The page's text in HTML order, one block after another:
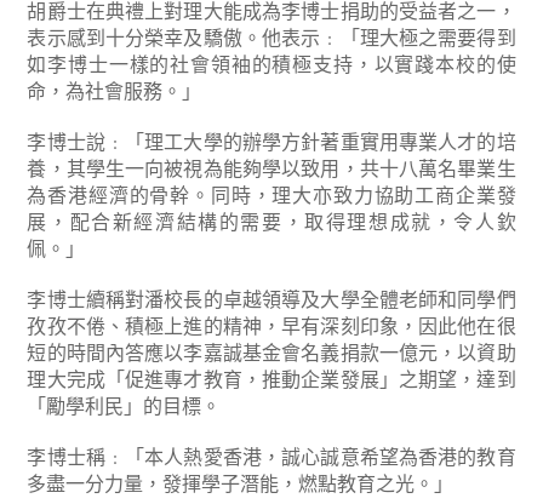
胡爵士在典禮上對理大能成為李博士捐助的受益者之一，
表示感到十分榮幸及驕傲。他表示﹕「理大極之需要得到
如李博士一樣的社會領袖的積極支持，以實踐本校的使
命，為社會服務。」
李博士說﹕「理工大學的辦學方針著重實用專業人才的培
養，其學生一向被視為能夠學以致用，共十八萬名畢業生
為香港經濟的骨幹。同時，理大亦致力協助工商企業發
展，配合新經濟結構的需要，取得理想成就，令人欽
佩。」
李博士續稱對潘校長的卓越領導及大學全體老師和同學們
孜孜不倦、積極上進的精神，早有深刻印象，因此他在很
短的時間內答應以李嘉誠基金會名義捐款一億元，以資助
理大完成「促進專才教育，推動企業發展」之期望，達到
「勵學利民」的目標。
李博士稱﹕「本人熱愛香港，誠心誠意希望為香港的教育
多盡一分力量，發揮學子潛能，燃點教育之光。」